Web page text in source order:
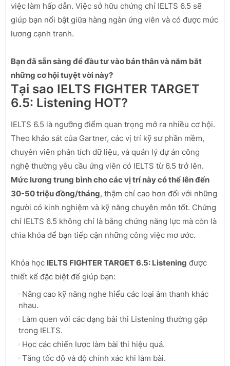
việc làm hấp dẫn. Việc sở hữu chứng chỉ IELTS 6.5 sẽ
giúp bạn nổi bật giữa hàng ngàn ứng viên và có được mức
lương cạnh tranh.
Bạn đã sẵn sàng để đầu tư vào bản thân và nắm bắt
những cơ hội tuyệt vời này?
Tại sao IELTS FIGHTER TARGET
6.5: Listening HOT?
IELTS 6.5 là ngưỡng điểm quan trọng mở ra nhiều cơ hội.
Theo khảo sát của Gartner, các vị trí kỹ sư phần mềm,
chuyên viên phân tích dữ liệu, và quản lý dự án công
nghệ thường yêu cầu ứng viên có IELTS từ 6.5 trở lên.
Mức lương trung bình cho các vị trí này có thể lên đến
30-50 triệu đồng/tháng, thậm chí cao hơn đối với những
người có kinh nghiệm và kỹ năng chuyên môn tốt. Chứng
chỉ IELTS 6.5 không chỉ là bằng chứng năng lực mà còn là
chìa khóa để bạn tiếp cận những công việc mơ ước.
Khóa học IELTS FIGHTER TARGET 6.5: Listening được
thiết kế đặc biệt để giúp bạn:
Nâng cao kỹ năng nghe hiểu các loại âm thanh khác
nhau.
Làm quen với các dạng bài thi Listening thường gặp
trong IELTS.
Học các chiến lược làm bài thi hiệu quả.
Tăng tốc độ và độ chính xác khi làm bài.